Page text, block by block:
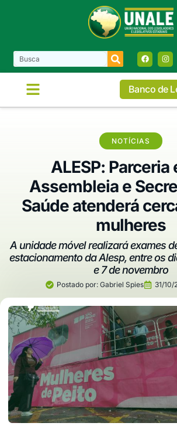
Banco de
NOTÍCIAS
ALESP: Parceria
Assembleia e
Saúde atenderá
mulheres
A unidade móvel realizará exames
estacionamento da Alesp, entre os
e 7 de novembro
Postado por:Gabriel Spies 31/10/